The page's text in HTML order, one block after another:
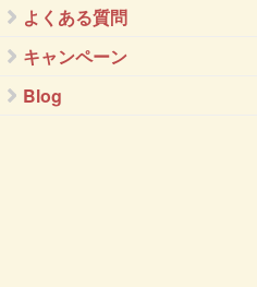
よくある質問
キャンペーン
Blog